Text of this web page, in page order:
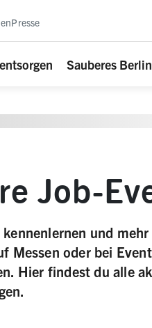
Presse
Sauberes Berlin
Job-
und
Messen oder bei
Hier findest du alle